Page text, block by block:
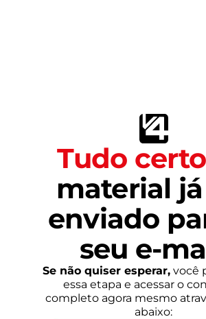
Tudo
material
enviado
seu e-
Se não quiser esperar, você
essa etapa e acessar o
completo agora mesmo
abaixo: